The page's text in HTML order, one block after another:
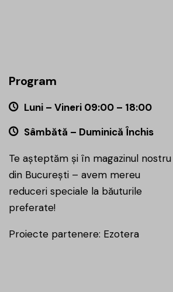
Program
Luni – Vineri 09:00 – 18:00
Sâmbătă – Duminică Închis
Te așteptăm și în magazinul nostru
din București – avem mereu
reduceri speciale la băuturile
preferate!
Proiecte partenere: Ezotera